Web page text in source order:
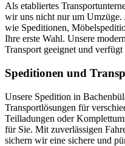
Als etabliertes
wir uns nicht nur um Umzüge.
wie Speditionen,
Ihre erste Wahl. Unsere
Transport geeignet und
Speditionen und
Unsere Spedition in
Transportlösungen für
Teilladungen oder
für Sie. Mit zuverlässigen
sichern wir eine sichere und